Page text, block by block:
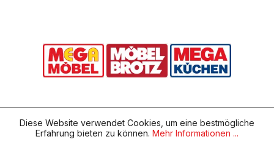
Diese Website verwendet Cookies, um eine bestmögliche
Erfahrung bieten zu können. Mehr Informationen ...